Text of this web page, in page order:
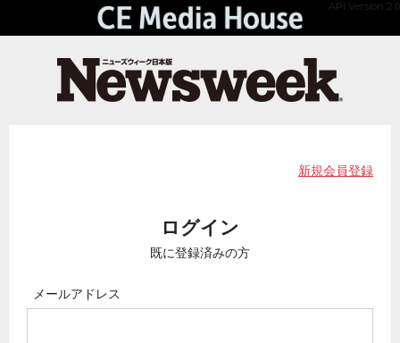
API Version 2.0
新規会員登録
ログイン
既に登録済みの方
メールアドレス